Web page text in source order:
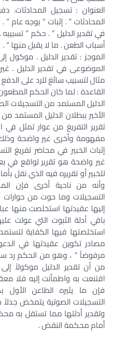
العنوان : تسجيل المحادثات.
المحادثات ” . إثبات ” بوجه
في تقدير الدليل ” . حكم ”
أسباب الطعن . ما لا يقبل منها ” .
الموجز : تقدير الدليل .
الموضوعى في تقدير الدليل .
مثال لتسبيب سائغ للرد على
القاعدة : لما كان الحكم
الدليل المستمد من التسجيلات
الأخير ببطلان الدليل المستمد
تقرير التفريغ من عوار تمثل في
مفهومة وأخرى غير واضحة
إثبات الخبير في محاضر تفريغ
غير واضحة هو تقرير لواقع في
للخبير أو تقريره فيه الذي نقل
وأنه من ناحية أخرى فإن
التسجيلات وما حوت من حوارات
إليها عقيدتها استخلصت منها
باقي أدلة الثبوت التي عولت
استخلصتها فيها الكفاية
مصادر تكوين عقيدتها في
من أن تقدير الدليل موكولاً
اقتنعت به واطمأنت إليه فلا
فإن ما يثيره الطاعن
التسجيلات الصوتية يتمخض
وتقدير أدلتها مما تستقل به
أمام محكمة النقض .